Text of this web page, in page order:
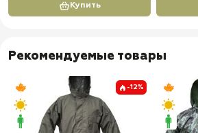
Купить
Рекомендуемые товары
-12%